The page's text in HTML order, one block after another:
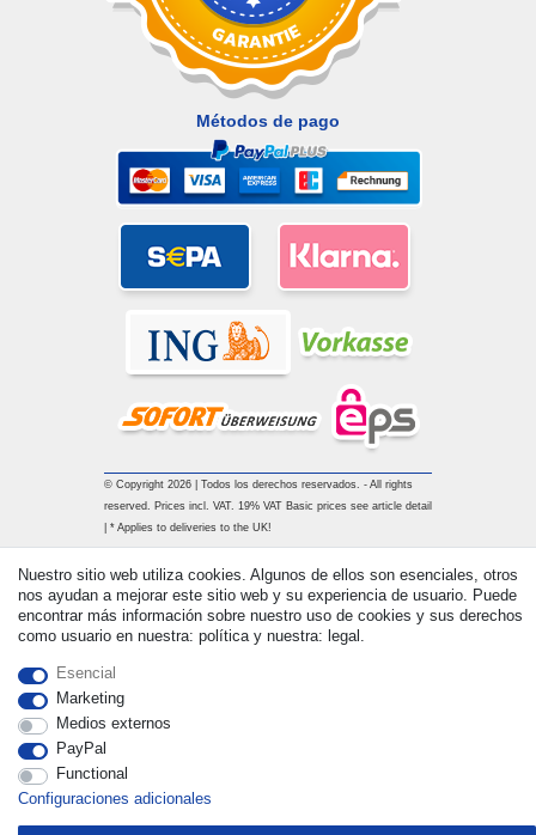
Métodos de pago
© Copyright 2026 | Todos los derechos reservados. - All rights
reserved. Prices incl. VAT. 19% VAT Basic prices see article detail
| * Applies to deliveries to the UK!
Nuestro sitio web utiliza cookies. Algunos de ellos son esenciales, otros
nos ayudan a mejorar este sitio web y su experiencia de usuario. Puede
encontrar más información sobre nuestro uso de cookies y sus derechos
como usuario en nuestra: política y nuestra: legal.
Esencial
Marketing
Medios externos
PayPal
Functional
Configuraciones adicionales
Withdraw from contract here Contacto